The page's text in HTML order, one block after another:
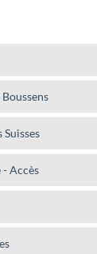
Suisses
Accès